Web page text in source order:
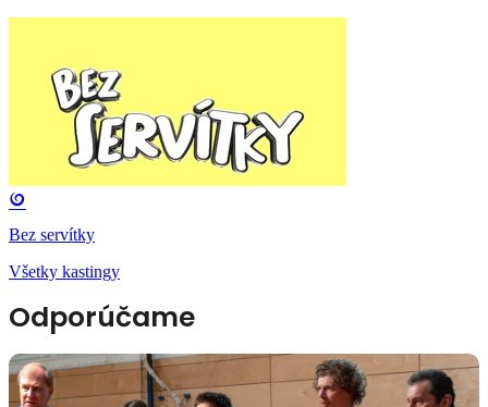
Bez servítky
Všetky kastingy
Odporúčame